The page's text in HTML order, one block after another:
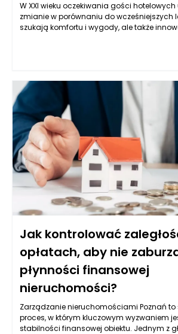
W XXI wieku oczekiwania gości hotelowych
zmianie w porównaniu do wcześniejszych
szukają komfortu i wygody, ale także
mobilne do rezerwacji oraz zdalne
usług. Nowoczesne hotele, takie jak hotel
dostosować się do tych wymagań, aby
zapewnić im niezapomniane wrażenia z
Jak kontrolować
opłatach, aby nie
płynności finansowej
nieruchomości?
Zarządzanie nieruchomościami Poznań
proces, w którym kluczowym wyzwaniem
stabilności finansowej obiektu. Jednym z